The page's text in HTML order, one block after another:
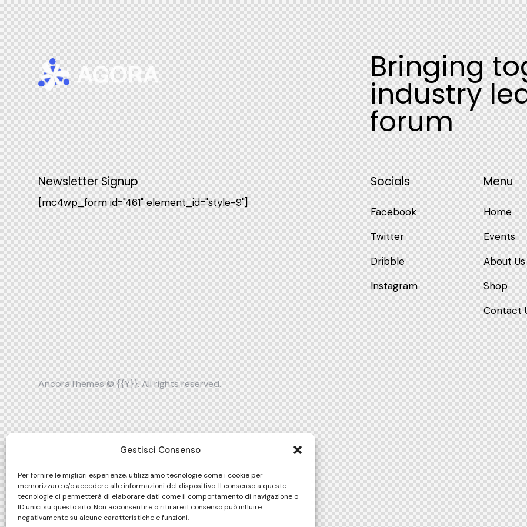
Gestisci Consenso
Per fornire le migliori esperienze, utilizziamo tecnologie come i cookie per
memorizzare e/o accedere alle informazioni del dispositivo. Il consenso a queste
tecnologie ci permetterà di elaborare dati come il comportamento di navigazione o
ID unici su questo sito. Non acconsentire o ritirare il consenso può influire
negativamente su alcune caratteristiche e funzioni.
Bringing
industry
forum
Newsletter Signup
[mc4wp_form id="461" element_id="style-9"]
Socials
Facebook
Twitter
Dribble
Instagram
Menu
Home
Events
About Us
Shop
Contact
AncoraThemes© {{Y}}. All rights reserved.